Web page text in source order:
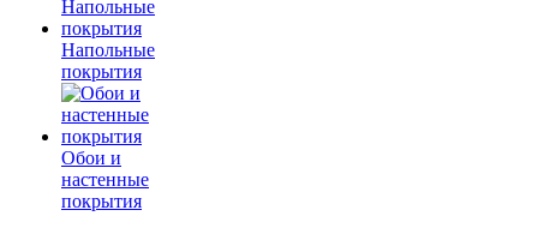
Напольные
покрытия
Обои и
настенные
покрытия